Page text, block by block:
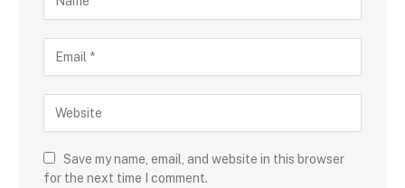
Save my name, email, and website in this browser
for the next time I comment.